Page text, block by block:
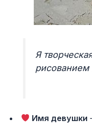
Я
рисованием
Имя девушки